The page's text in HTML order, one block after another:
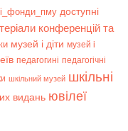
доступні
конференцій та
музей і діти музей і
педагогині педагогічні
шкільний музей шкільні
видань ювілеї